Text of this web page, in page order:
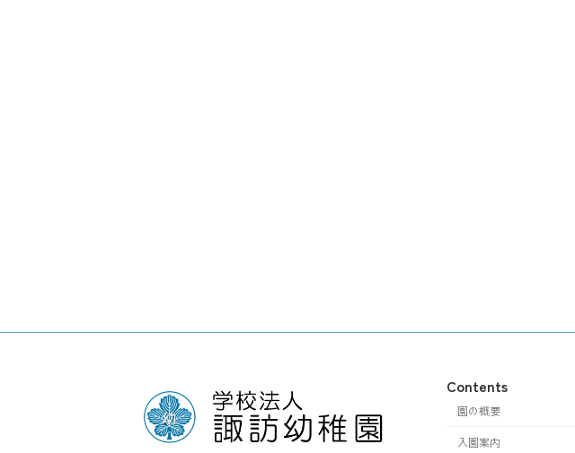
Contents
園の概要
入園案内